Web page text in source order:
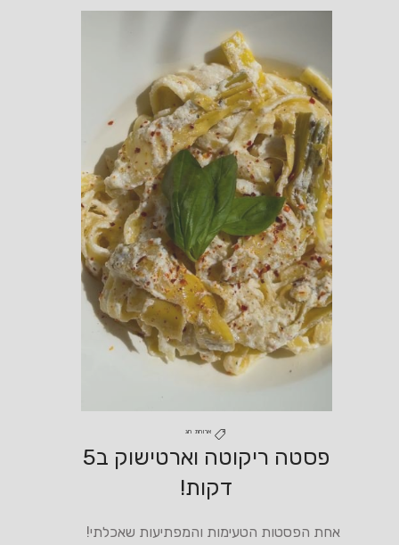
ארוחת חג
פסטה ריקוטה וארטישוק ב5
דקות!
אחת הפסטות הטעימות והמפתיעות שאכלתי!